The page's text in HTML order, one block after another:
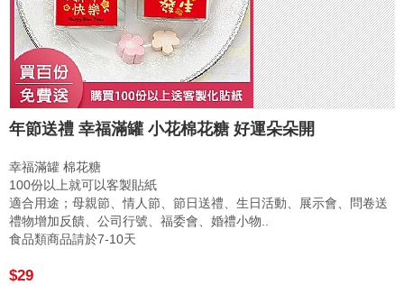
年節送禮 幸福滿罐 小花棉花糖 好運朵朵開
幸福滿罐 棉花糖
100份以上就可以客製貼紙
適合用途；母親節、情人節、節日送禮、生日活動、展示會、問卷送
禮物增加反饋、公司行號、福委會、婚禮小物..
食品類商品請於7-10天
$29